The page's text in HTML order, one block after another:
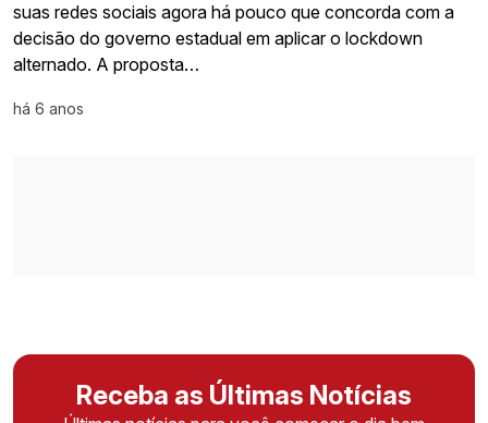
suas redes sociais agora há pouco que concorda com a
decisão do governo estadual em aplicar o lockdown
alternado. A proposta…
há 6 anos
Receba as Últimas Notícias